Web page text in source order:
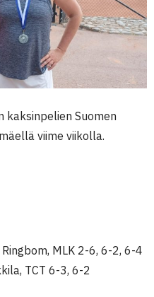
Suomen
viime viikolla.
MLK 2-6, 6-2, 6-4
TCT 6-3, 6-2